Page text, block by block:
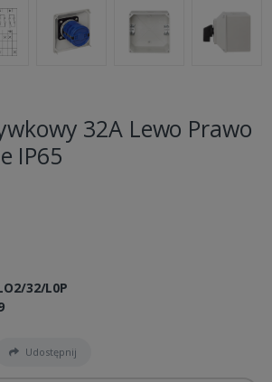
32A Lewo Prawo
IP65
32/L0P
Udostępnij